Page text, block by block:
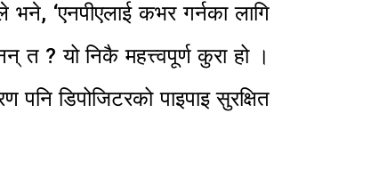
‘एनपीएलाई कभर गर्नका लागि
? यो निकै महत्त्व‍पूर्ण कुरा हो ।
डिपोजिटरको पाइपाइ सुरक्षित